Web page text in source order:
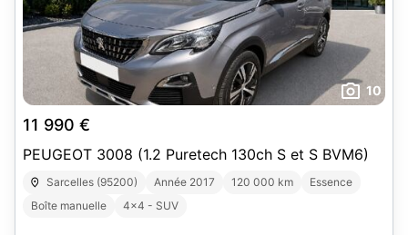
10
11 990 €
PEUGEOT 3008 (1.2 Puretech 130ch S et S BVM6)
Sarcelles (95200) Année 2017 120 000 km
Essence
Boîte manuelle
4x4 - SUV